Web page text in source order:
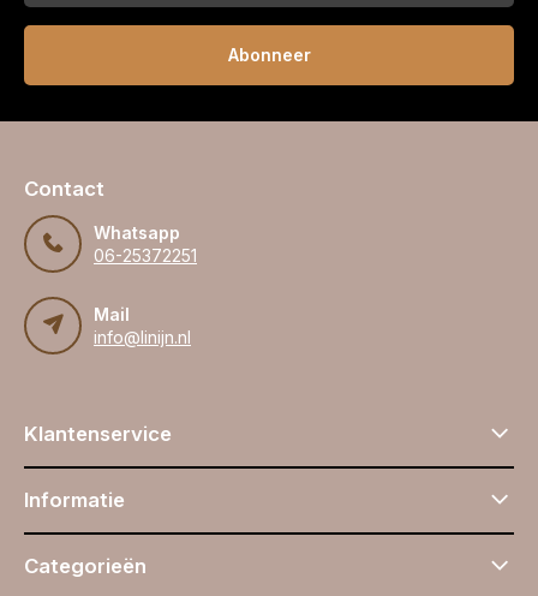
Abonneer
Contact
Whatsapp
06-25372251
Mail
info@linijn.nl
Klantenservice
Informatie
Categorieën